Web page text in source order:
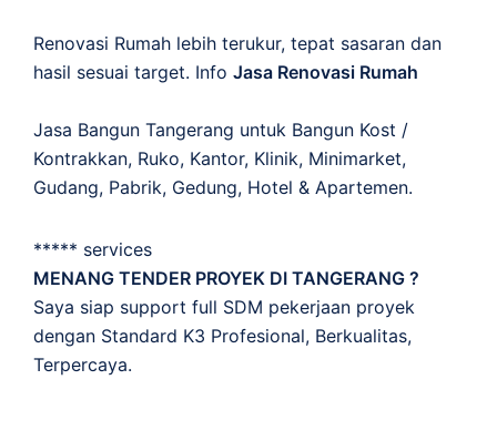
Renovasi Rumah lebih terukur, tepat sasaran dan
hasil sesuai target. Info Jasa Renovasi Rumah
Jasa Bangun Tangerang untuk Bangun Kost /
Kontrakkan, Ruko, Kantor, Klinik, Minimarket,
Gudang, Pabrik, Gedung, Hotel & Apartemen.
***** services
MENANG TENDER PROYEK DI TANGERANG ?
Saya siap support full SDM pekerjaan proyek
dengan Standard K3 Profesional, Berkualitas,
Terpercaya.